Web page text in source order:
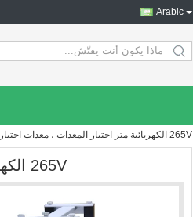
Arabic
search
265V الكهربائية متر اختبار المعدات ، معدات اختبار الجهد العالي 120A
265V الكهربائية متر اختبار المعدات ، معدات اختبار الجهد العالي 120A